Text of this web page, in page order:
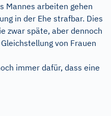
Mannes arbeiten gehen
in der Ehe strafbar. Dies
zwar späte, aber dennoch
von Frauen
immer dafür, dass eine